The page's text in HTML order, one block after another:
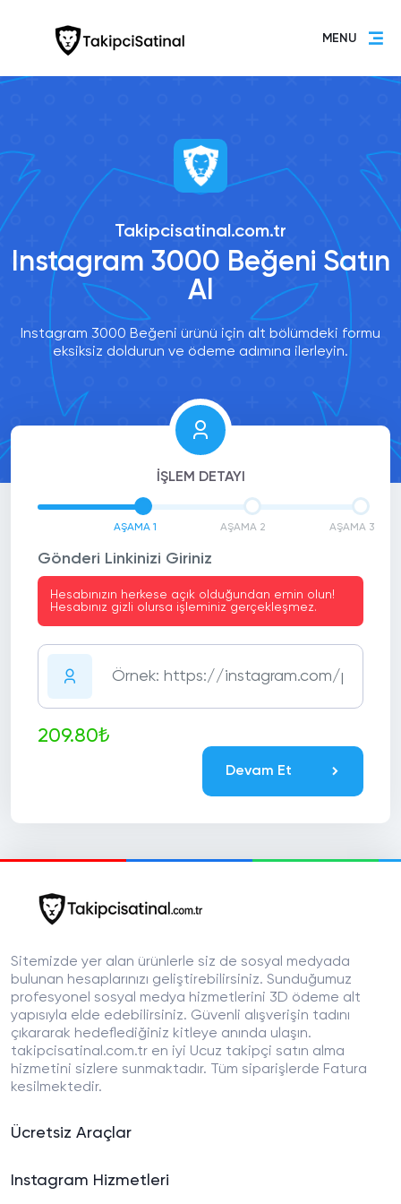
MENU
Takipcisatinal.com.tr
Instagram 3000 Beğeni Satın
Al
Instagram 3000 Beğeni ürünü için alt bölümdeki formu
eksiksiz doldurun ve ödeme adımına ilerleyin.
İŞLEM DETAYI
AŞAMA 1 AŞAMA 2 AŞAMA 3
Gönderi Linkinizi Giriniz
Hesabınızın herkese açık olduğundan emin olun!
Hesabınız gizli olursa işleminiz gerçekleşmez.
209.80₺
Devam Et
Sitemizde yer alan ürünlerle siz de sosyal medyada
bulunan hesaplarınızı geliştirebilirsiniz. Sunduğumuz
profesyonel sosyal medya hizmetlerini 3D ödeme alt
yapısıyla elde edebilirsiniz. Güvenli alışverişin tadını
çıkararak hedeflediğiniz kitleye anında ulaşın.
takipcisatinal.com.tr en iyi Ucuz takipçi satın alma
hizmetini sizlere sunmaktadır. Tüm siparişlerde Fatura
kesilmektedir.
Ücretsiz Araçlar
Instagram Hizmetleri